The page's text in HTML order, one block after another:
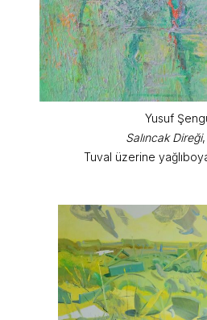
Yusuf
Salıncak Direği
Tuval üzerine